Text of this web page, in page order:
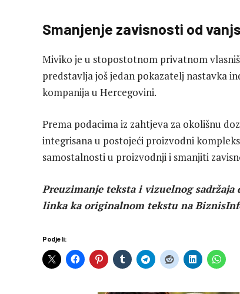
Smanjenje zavisnosti od
Miviko je u stopostotnom privatnom
predstavlja još jedan pokazatelj nastavka
kompanija u Hercegovini.
Prema podacima iz zahtjeva za okolišnu
integrisana u postojeći proizvodni
samostalnosti u proizvodnji i smanjiti
Preuzimanje teksta i vizuelnog sadržaja
linka ka originalnom tekstu na
Podjeli: